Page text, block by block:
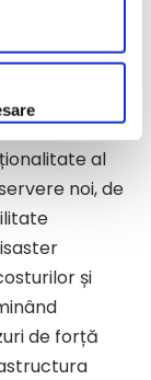
și
al
noi, de
și
de forță